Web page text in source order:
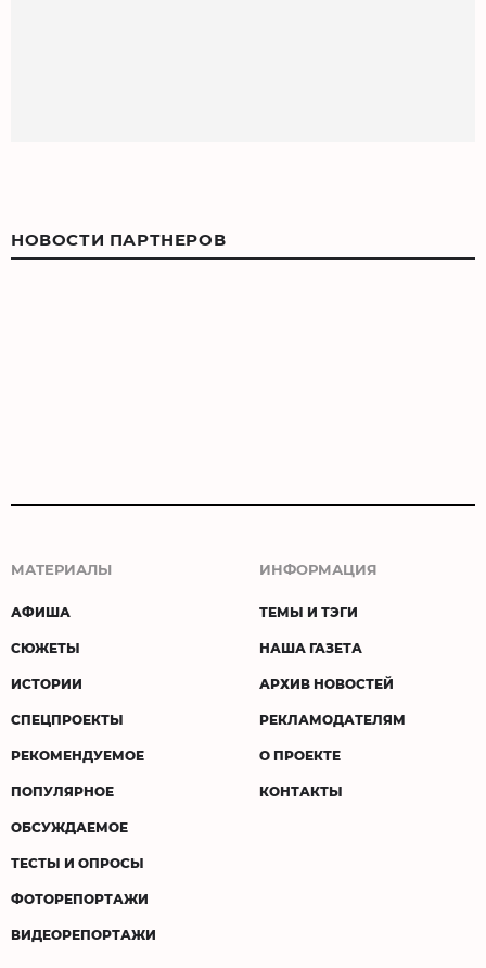
НОВОСТИ ПАРТНЕРОВ
МАТЕРИАЛЫ
АФИША
СЮЖЕТЫ
ИСТОРИИ
СПЕЦПРОЕКТЫ
РЕКОМЕНДУЕМОЕ
ПОПУЛЯРНОЕ
ОБСУЖДАЕМОЕ
ТЕСТЫ И ОПРОСЫ
ФОТОРЕПОРТАЖИ
ВИДЕОРЕПОРТАЖИ
ИНФОРМАЦИЯ
ТЕМЫ И ТЭГИ
НАША ГАЗЕТА
АРХИВ НОВОСТЕЙ
РЕКЛАМОДАТЕЛЯМ
О ПРОЕКТЕ
КОНТАКТЫ